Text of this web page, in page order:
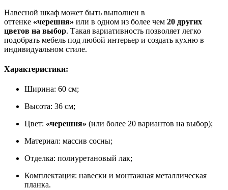
Навесной шкаф может быть выполнен в
оттенке «черешня» или в одном из более чем 20 других
цветов на выбор. Такая вариативность позволяет легко
подобрать мебель под любой интерьер и создать кухню в
индивидуальном стиле.
Характеристики:
Ширина: 60 см;
Высота: 36 см;
Цвет: «черешня» (или более 20 вариантов на выбор);
Материал: массив сосны;
Отделка: полиуретановый лак;
Комплектация: навески и монтажная металлическая
планка.